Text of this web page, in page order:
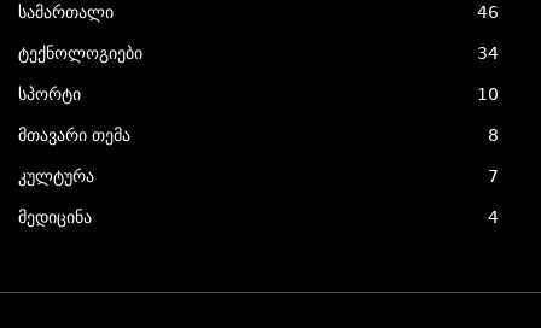
სამართალი 46
ტექნოლოგიები 34
სპორტი 10
მთავარი თემა 8
კულტურა 7
მედიცინა 4